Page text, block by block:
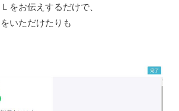
をお伝えするだけで、
いただけたりも